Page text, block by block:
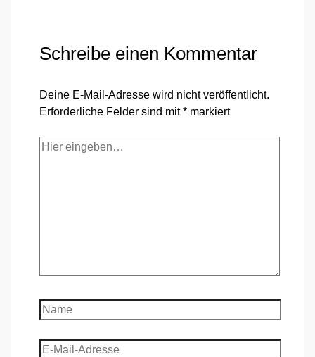
Schreibe einen Kommentar
Deine E-Mail-Adresse wird nicht veröffentlicht.
Erforderliche Felder sind mit* markiert
Hier
Name
E-